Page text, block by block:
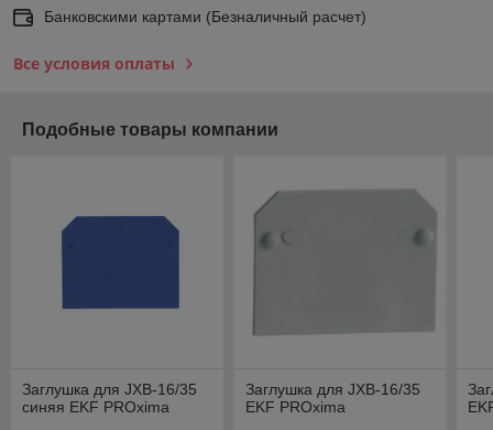
Банковскими картами (Безналичный расчет)
Все условия оплаты
Подобные товары компании
Заглушка для JXB-16/35
синяя EKF PROxima
Заглушка для JXB-16/35
EKF PROxima